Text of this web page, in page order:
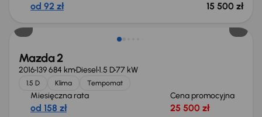
od 92 zł 15 500 zł
Taniej o 500 zł
Mazda 2
2016139 684 kmDiesel1.5 D77 kW
1.5 D Klima Tempomat
Miesięczna rata
od 158 zł
Cena promocyjna
25 500 zł